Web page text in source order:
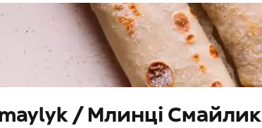
/ Млинці Смайлик